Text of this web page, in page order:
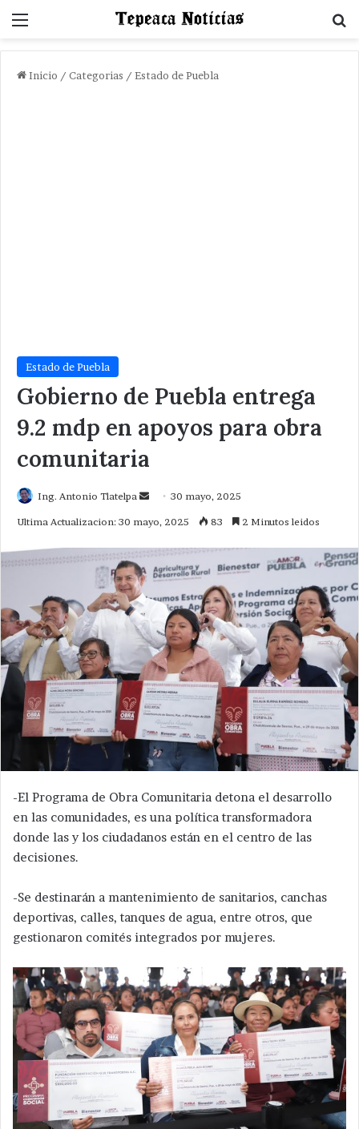
Menu
Inicio / Categorias / Estado de Puebla
Estado de Puebla
Gobierno de Puebla entrega
9.2 mdp en apoyos para obra
comunitaria
Ing. Antonio Tlatelpa
Send30 mayo, 2025
Ultima Actualizacion: 30 mayo, 2025 83 2 Minutos leidos
-El Programa de Obra Comunitaria detona el desarrollo
en las comunidades, es una política transformadora
donde las y los ciudadanos están en el centro de las
decisiones.
-Se destinarán a mantenimiento de sanitarios, canchas
deportivas, calles, tanques de agua, entre otros, que
gestionaron comités integrados por mujeres.